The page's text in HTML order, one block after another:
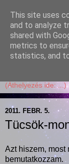
Szösszenetek a
receptekkel,
2011. FEBR. 5.
Tücsök-
Azt hiszem, most
bemutatkozzam.
This site uses
and to analyze
shared with
metrics to
statistics, and